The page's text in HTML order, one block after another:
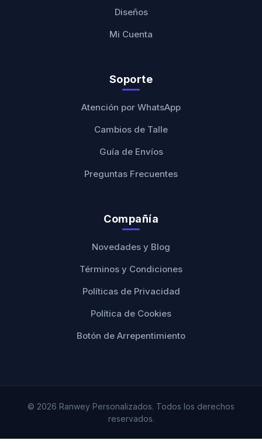
Diseños
Mi Cuenta
Soporte
Atención por WhatsApp
Cambios de Talle
Guía de Envíos
Preguntas Frecuentes
Compañía
Novedades y Blog
Términos y Condiciones
Políticas de Privacidad
Política de Cookies
Botón de Arrepentimiento
© 2026 Ranwey Personalizados. Todos los derechos
reservados.